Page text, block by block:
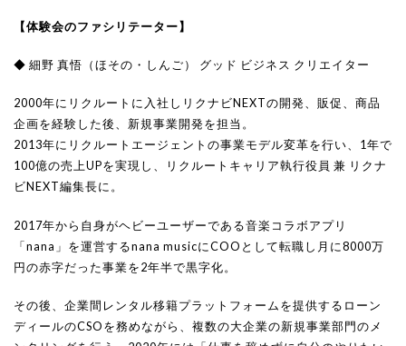
【体験会のファシリテーター】
◆ 細野 真悟（ほその・しんご） グッド ビジネス クリエイター
2000年にリクルートに入社しリクナビNEXTの開発、販促、商品
企画を経験した後、新規事業開発を担当。
2013年にリクルートエージェントの事業モデル変革を行い、1年で
100億の売上UPを実現し、リクルートキャリア執行役員 兼 リクナ
ビNEXT編集長に。
2017年から自身がヘビーユーザーである音楽コラボアプリ
「nana」を運営するnana musicにCOOとして転職し月に8000万
円の赤字だった事業を2年半で黒字化。
その後、企業間レンタル移籍プラットフォームを提供するローン
ディールのCSOを務めながら、複数の大企業の新規事業部門のメ